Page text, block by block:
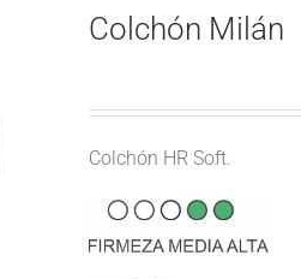
Colchón Milán
Colchón HR Soft.